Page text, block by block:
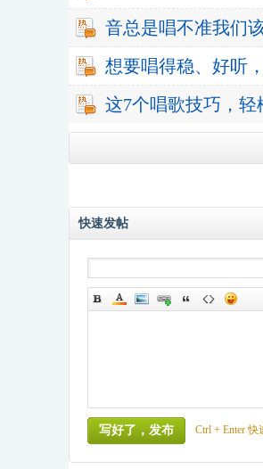
音总是唱不准我们
想要唱得稳、好听
这7个唱歌技巧，轻
快速发帖
写好了，发布 Ctrl + Enter 快